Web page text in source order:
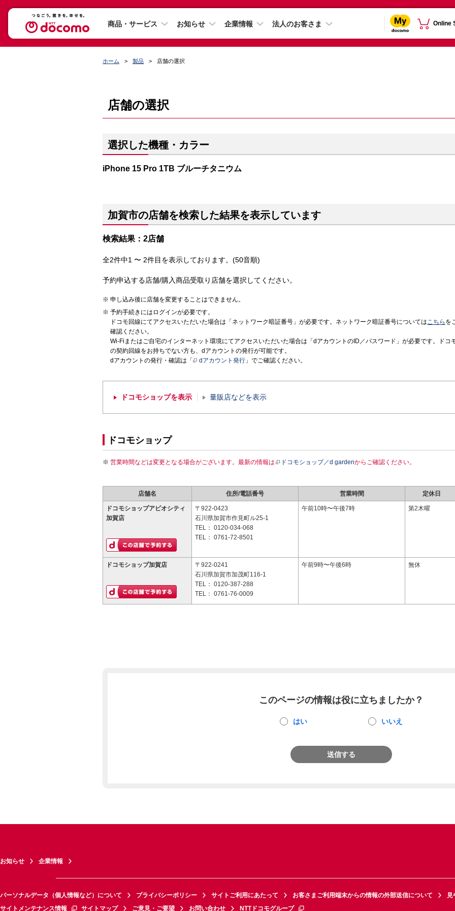
商品・サービス お知らせ 企業情報 法人のお客さま Online
ホーム 製品 店舗の選択
店舗の選択
選択した機種・カラー
iPhone 15 Pro 1TB ブルーチタニウム
加賀市の店舗を検索した結果を表示しています
検索結果：2店舗
全2件中1 〜 2件目を表示しております。(50音順)
予約申込する店舗/購入商品受取り店舗を選択してください。
申し込み後に店舗を変更することはできません。
予約手続きにはログインが必要です。
ドコモ回線にてアクセスいただいた場合は「ネットワーク暗証番号」が必要です。ネットワーク暗証番号についてはこちら を
確認ください。
Wi-Fiまたはご自宅のインターネット環境にてアクセスいただいた場合は「dアカウントのID／パスワード」が必要です。ドコ
の契約回線をお持ちでない方も、dアカウントの発行が可能です。
dアカウントの発行・確認は「
dアカウント発行 」でご確認ください。
ドコモショップを表示 量販店などを表示
ドコモショップ
営業時間などは変更となる場合がございます。最新の情報は ドコモショップ／d gardenからご確認ください。
店舗名 住所/電話番号 営業時間 定休日
ドコモショップアビオシティ
加賀店
〒922-0423
石川県加賀市作見町ル25-1
TEL： 0120-034-068
TEL： 0761-72-8501
午前10時〜午後7時 第2木曜
ドコモショップ加賀店
〒922-0241
石川県加賀市加茂町116-1
TEL： 0120-387-288
TEL： 0761-76-0009
午前9時〜午後6時 無休
このページの情報は役に立ちましたか？
はい いいえ
送信する
お知らせ 企業情報
パーソナルデータ（個人情報など）について プライバシーポリシー サイトご利用にあたって お客さまご利用端末からの情報の外部送信について
見
サイトメンテナンス情報
サイトマップ ご意見・ご要望 お問い合わせ NTTドコモグループ